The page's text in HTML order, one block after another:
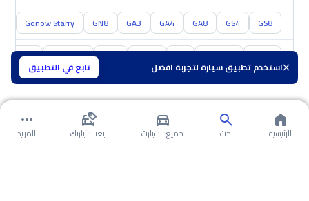
استخدم تطبيق سيارة لتجربة افضل تابع في التطبيق
GS8
GS4
GA8
GA4
GA3
GN8
Gonow Starry
سوزوكي هافال
الرئيسية بحث جميع السيارت بيعنا سيارتك المزيد